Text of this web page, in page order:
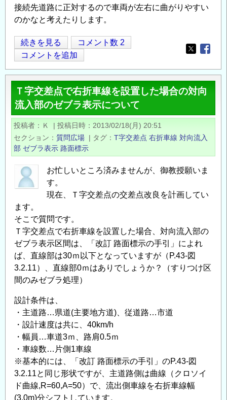
接続先道路に正対するので車両が左右に曲がりやすい
のかなと考えたりします。
取
付
道
路
の
直
線
区
間
の
長
さ
つ
い
て
の
続きを見る
コメント数 2
コメントを追加
Opens in
Ｔ字交差点で右折車線を設置した場合の対向
流入部のゼブラ表示について
投稿者 Ｋ | 投稿日時
2013/02/18(月) 20:51
セクション
質問広場 | タグ T字交差点 右折車線 対向流入
部 ゼブラ表示 路面標示
お忙しいところ済みませんが、御教授願いま
す。
現在、Ｔ字交差点の交差点改良を計画してい
ます。
そこで質問です。
Ｔ字交差点で右折車線を設置した場合、対向流入部の
ゼブラ表示区間は、「改訂 路面標示の手引」によれ
ば、直線部は30ｍ以下となっていますが（P.43-図
3.2.11）、直線部0ｍはありでしょうか？（すりつけ区
間のみゼブラ処理）
設計条件は、
・主道路…県道(主要地方道)、従道路…市道
・設計速度は共に、40km/h
・幅員…車道3ｍ、路肩0.5ｍ
・車線数…片側1車線
※基本的には、「改訂 路面標示の手引」のP.43-図
3.2.11と同じ形状ですが、主道路側は曲線（クロソイ
ド曲線,R=60,A=50）で、流出側車線を右折車線幅
(3.0m)分シフトしています。